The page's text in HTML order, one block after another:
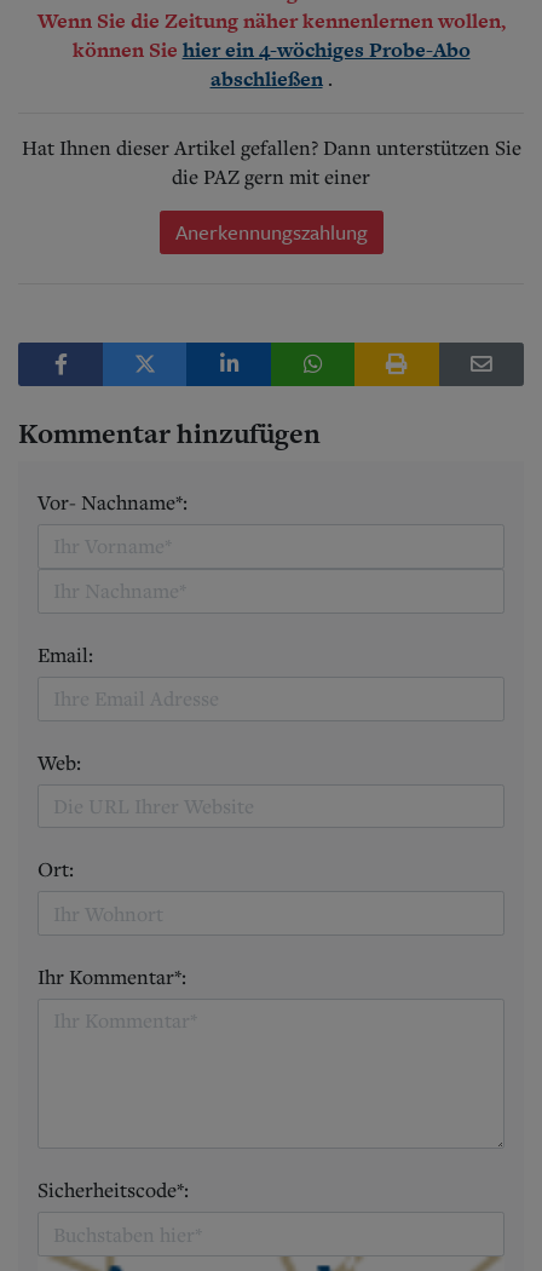
Wenn Sie die Zeitung näher kennenlernen wollen,
können Sie hier ein 4-wöchiges Probe-Abo
abschließen .
Hat Ihnen dieser Artikel gefallen? Dann unterstützen Sie
die PAZ gern mit einer
Anerkennungszahlung
Kommentar hinzufügen
Vor- Nachname*:
Email:
Web:
Ort:
Ihr Kommentar*:
Sicherheitscode*: